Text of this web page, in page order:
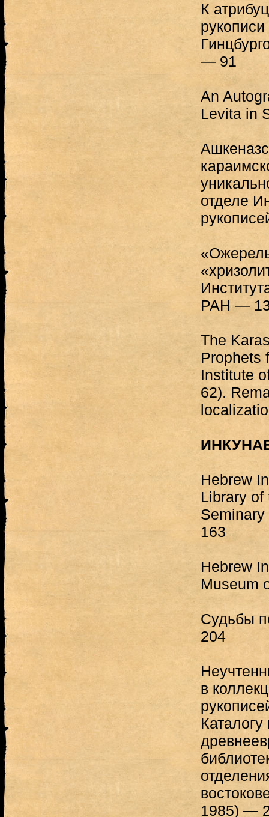
К
— 91
An
Levita in
отделе
РАН —
The
Prophets
Institute
62).
Hebrew
Library
163
Hebrew
Museum
Судьбы
204
в
1985) —